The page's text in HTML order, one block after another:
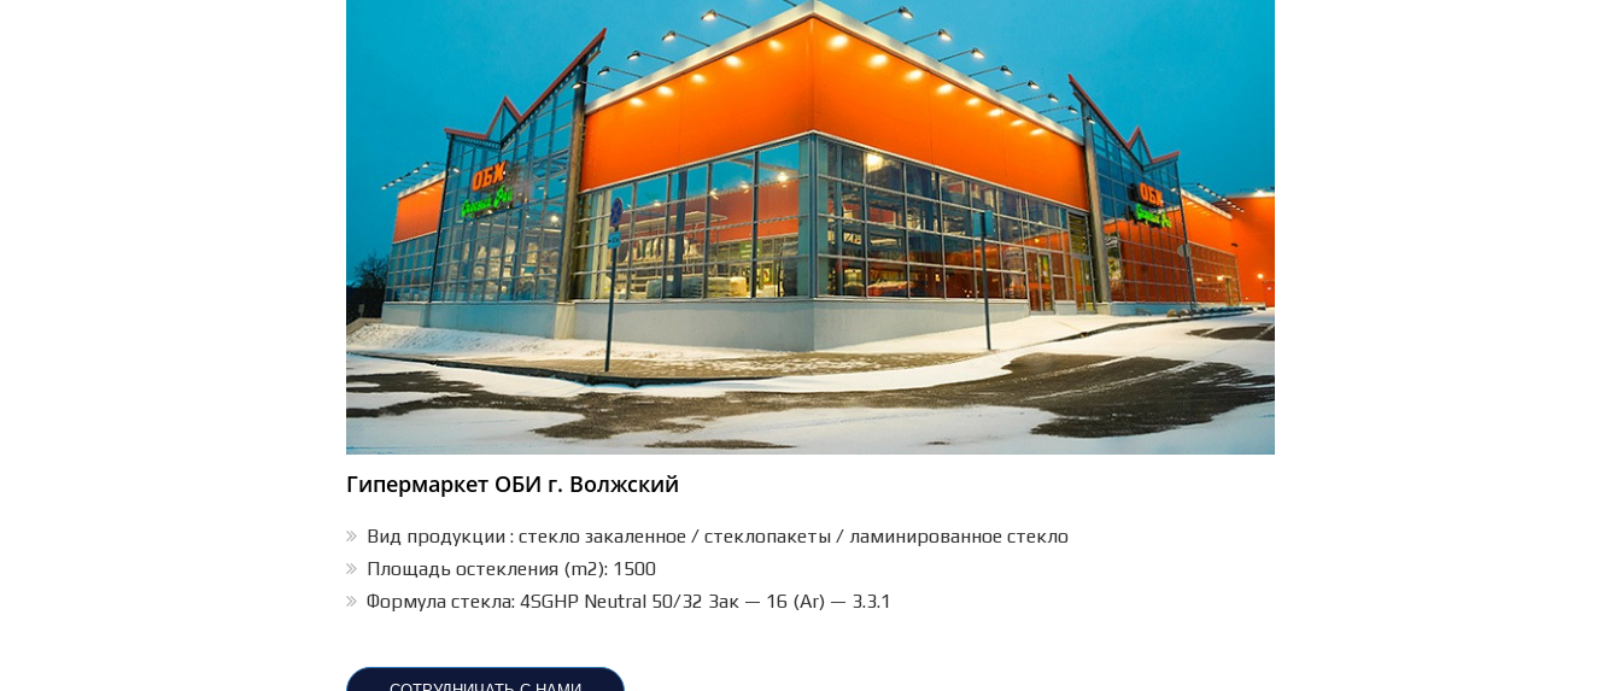
Гипермаркет ОБИ г. Волжский
Вид продукции : стекло закаленное / стеклопакеты / ламинированное стекло
Площадь остекления (m2): 1500
Формула стекла: 4SGHP Neutral 50/32 Зак — 16 (Ar) — 3.3.1